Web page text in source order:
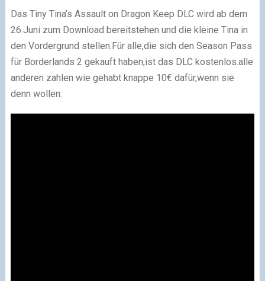
Das Tiny Tina’s Assault on Dragon Keep DLC wird ab dem
26.Juni zum Download bereitstehen und die kleine Tina in
den Vordergrund stellen.Für alle,die sich den Season Pass
für Borderlands 2 gekauft haben,ist das DLC kostenlos.alle
anderen zahlen wie gehabt knappe 10€ dafür,wenn sie
denn wollen.